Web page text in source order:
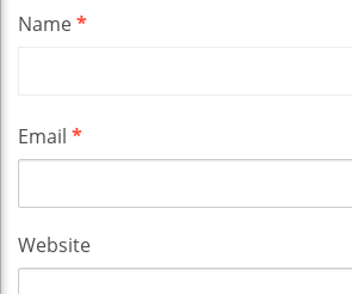
Name*
Email *
Website